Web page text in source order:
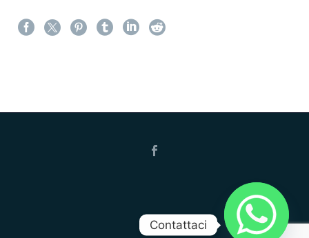
Contattaci